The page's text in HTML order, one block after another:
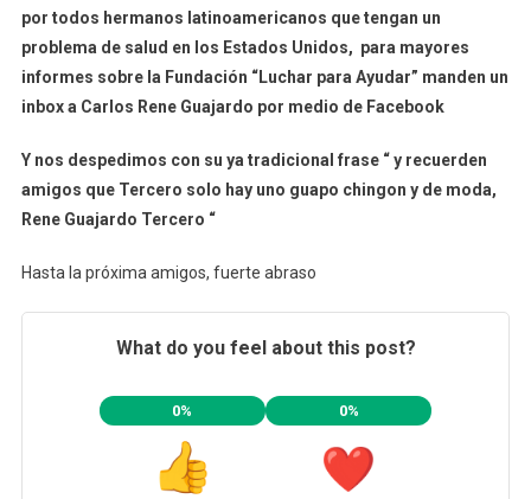
por todos hermanos latinoamericanos que tengan un
problema de salud en los Estados Unidos, para mayores
informes sobre la Fundación “Luchar para Ayudar” manden un
inbox a Carlos Rene Guajardo por medio de Facebook
Y nos despedimos con su ya tradicional frase “ y recuerden
amigos que Tercero solo hay uno guapo chingon y de moda,
Rene Guajardo Tercero “
Hasta la próxima amigos, fuerte abraso
What do you feel about this post?
0% 0%